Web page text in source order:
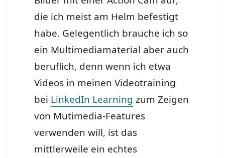
die ich meist am Helm befestigt
habe. Gelegentlich brauche ich so
ein Multimediamaterial aber auch
beruflich, denn wenn ich etwa
Videos in meinen Videotraining
bei LinkedIn Learning zum Zeigen
von Mutimedia-Features
verwenden will, ist das
mittlerweile ein echtes